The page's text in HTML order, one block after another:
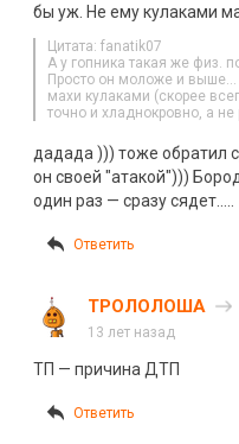
бы уж. Не ему кулаками
Цитата: fanatik07
А у гопника такая же физ.
Просто он моложе и
махи кулаками (скорее
точно и хладнокровно, а
дадада ))) тоже обратил
он своей "атакой")))
один раз — сразу сядет…..
Ответить
ТРОЛОЛОША
13 лет назад
ТП — причина ДТП
Ответить